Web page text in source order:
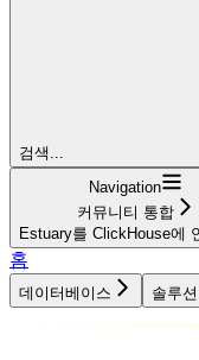
검색...
Navigation
커뮤니티 통합
Estuary를 ClickHouse에
홈
데이터베이스 솔루션